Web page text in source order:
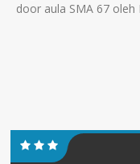
door aula SMA 67 oleh